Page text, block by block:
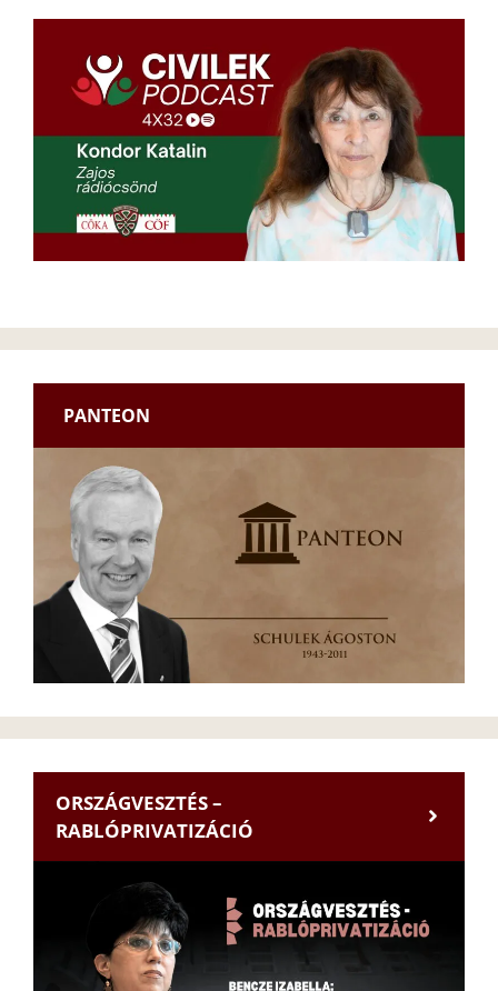
PANTEON
ORSZÁGVESZTÉS –
RABLÓPRIVATIZÁCIÓ